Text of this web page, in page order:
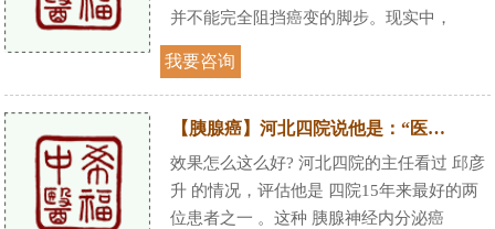
并不能完全阻挡癌变的脚步。现实中，
我要咨询
【胰腺癌】河北四院说他是：“医院15年来恢复最好的两位患者之一”
效果怎么这么好? 河北四院的主任看过 邱彦
升 的情况，评估他是 四院15年来最好的两
位患者之一 。这种 胰腺神经内分泌癌